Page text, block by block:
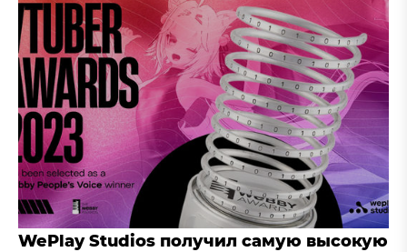
WePlay Studios получил самую высокую